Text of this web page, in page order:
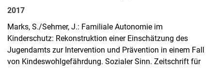
2017
Marks, S./Sehmer, J.: Familiale Autonomie im
Kinderschutz: Rekonstruktion einer Einschätzung des
Jugendamts zur Intervention und Prävention in einem Fall
von Kindeswohlgefährdung. Sozialer Sinn. Zeitschrift für